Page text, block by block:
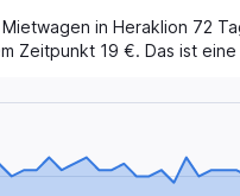
in Heraklion 72
Zeitpunkt 19 €. Das ist